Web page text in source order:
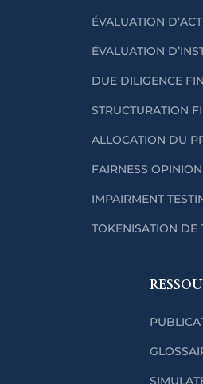
ÉVALUATION
ÉVALUATION
DUE DILIGENCE
STRUCTURATION
ALLOCATION DU
FAIRNESS OPINION
IMPAIRMENT
TOKENISATION DE